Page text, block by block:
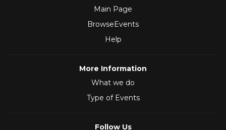
Main Page
BrowseEvents
Help
More Information
What we do
Type of Events
Follow Us